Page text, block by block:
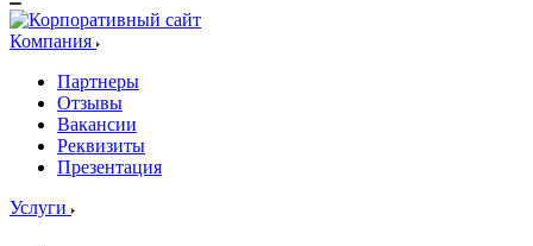
Компания
Партнеры
Отзывы
Вакансии
Реквизиты
Презентация
Услуги